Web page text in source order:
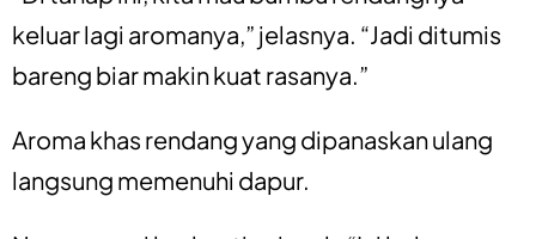
keluar lagi aromanya,” jelasnya. “Jadi ditumis
bareng biar makin kuat rasanya.”
Aroma khas rendang yang dipanaskan ulang
langsung memenuhi dapur.